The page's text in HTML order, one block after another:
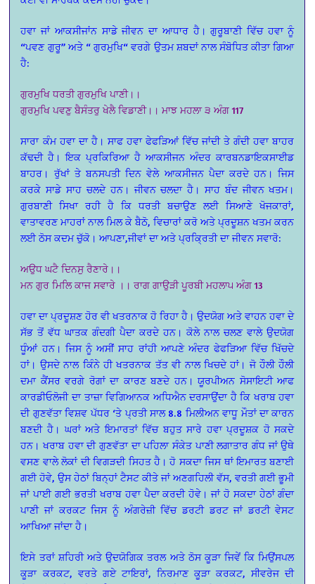
ਹਵਾ ਜਾਂ ਆਕਸੀਜਾਂਨ ਸਾਡੇ ਜੀਵਨ ਦਾ ਆਧਾਰ ਹੈ। ਗੁਰੂਬਾਣੀ ਵਿੱਚ ਹਵਾ ਨੂੰ
“ਪਵਣ ਗੁਰੂ” ਅਤੇ “ ਗੁਰਮੁਖਿ“ ਵਰਗੇ ਉਤਮ ਸ਼ਬਦਾਂ ਨਾਲ ਸੰਬੋਧਿਤ ਕੀਤਾ ਗਿਆ
ਹੈ:
ਗੁਰਮੁਖਿ ਧਰਤੀ ਗੁਰਮੁਖਿ ਪਾਣੀ।।
ਗੁਰਮੁਖਿ ਪਵਣੁ ਬੈਸੰਤਰੁ ਖੇਲੈ ਵਿਡਾਣੀ।। ਮਾਝ ਮਹਲਾ ੩ ਅੰਗ 117
ਸਾਰਾ ਕੰਮ ਹਵਾ ਦਾ ਹੈ। ਸਾਫ ਹਵਾ ਫੇਫੜਿਆਂ ਵਿੱਚ ਜਾਂਦੀ ਤੇ ਗੰਦੀ ਹਵਾ ਬਾਹਰ
ਕੱਢਦੀ ਹੈ। ਇਕ ਪ੍ਰਕਿਰਿਆ ਹੈ ਆਕਸੀਜਨ ਅੰਦਰ ਕਾਰਬਨਡਾਇਕਸਾਈਡ
ਬਾਹਰ। ਰੁੱਖਾਂ ਤੇ ਬਨਸਪਤੀ ਦਿਨ ਵੇਲੇ ਆਕਸੀਜਨ ਪੈਦਾ ਕਰਦੇ ਹਨ। ਜਿਸ
ਕਰਕੇ ਸਾਡੇ ਸਾਹ ਚਲਦੇ ਹਨ। ਜੀਵਨ ਚਲਦਾ ਹੈ। ਸਾਹ ਬੰਦ ਜੀਵਨ ਖਤਮ।
ਗੁਰਬਾਣੀ ਸਿਖਾ ਰਹੀ ਹੈ ਕਿ ਧਰਤੀ ਬਚਾਉਣ ਲਈ ਸਿਆਣੇ ਖੋਜਕਾਰਾਂ,
ਵਾਤਾਵਰਣ ਮਾਹਰਾਂ ਨਾਲ ਮਿਲ ਕੇ ਬੈਠੋ, ਵਿਚਾਰਾਂ ਕਰੋ ਅਤੇ ਪ੍ਰਦੂਸ਼ਨ ਖਤਮ ਕਰਨ
ਲਈ ਠੋਸ ਕਦਮ ਚੁੱਕੋ। ਆਪਣਾ,ਜੀਵਾਂ ਦਾ ਅਤੇ ਪ੍ਰਕ੍ਰਿਤੀ ਦਾ ਜੀਵਨ ਸਵਾਰੋ:
ਅਉਧ ਘਟੈ ਦਿਨਸੁ ਰੈਣਾਰੇ।।
ਮਨ ਗੁਰ ਮਿਲਿ ਕਾਜ ਸਵਾਰੇ ।। ਰਾਗ ਗਾਉੜੀ ਪੂਰਬੀ ਮਹਲਾ੫ ਅੰਗ 13
ਹਵਾ ਦਾ ਪ੍ਰਦੂਸ਼ਣ ਹੋਰ ਵੀ ਖਤਰਨਾਕ ਹੋ ਰਿਹਾ ਹੈ। ਉਦਯੋਗ ਅਤੇ ਵਾਹਨ ਹਵਾ ਦੇ
ਸੱਭ ਤੋਂ ਵੱਧ ਘਾਤਕ ਗੰਦਗੀ ਪੈਦਾ ਕਰਦੇ ਹਨ। ਕੋਲੇ ਨਾਲ ਚਲਣ ਵਾਲੇ ਉਦਯੋਗ
ਧੂੰਆਂ ਹਨ। ਜਿਸ ਨੂੰ ਅਸੀਂ ਸਾਹ ਰਾਂਹੀ ਆਪਣੇ ਅੰਦਰ ਫੇਫੜਿਆ ਵਿੱਚ ਖਿੱਚਦੇ
ਹਾਂ। ਉਸਦੇ ਨਾਲ ਕਿੰਨੇ ਹੀ ਖਤਰਨਾਕ ਤੱਤ ਵੀ ਨਾਲ ਖਿਚਦੇ ਹਾਂ। ਜੋ ਹੌਲੀ ਹੌਲੀ
ਦਮਾ ਕੈਂਸਰ ਵਰਗੇ ਰੋਗਾਂ ਦਾ ਕਾਰਣ ਬਣਦੇ ਹਨ। ਯੂਰਪੀਅਨ ਸੋਸਾਇਟੀ ਆਫ
ਕਾਰਡੀਓਲੋਜੀ ਦਾ ਤਾਜ਼ਾ ਵਿਗਿਆਨਕ ਅਧਿਐਨ ਦਰਸਾਉਂਦਾ ਹੈ ਕਿ ਖਰਾਬ ਹਵਾ
ਦੀ ਗੁਣਵੱਤਾ ਵਿਸ਼ਵ ਪੱਧਰ ‘ਤੇ ਪ੍ਰਤੀ ਸਾਲ 8.8 ਮਿਲੀਅਨ ਵਾਧੂ ਮੌਤਾਂ ਦਾ ਕਾਰਨ
ਬਣਦੀ ਹੈ। ਘਰਾਂ ਅਤੇ ਇਮਾਰਤਾਂ ਵਿੱਚ ਬਹੁਤ ਸਾਰੇ ਹਵਾ ਪ੍ਰਦੂਸ਼ਕ ਹੋ ਸਕਦੇ
ਹਨ। ਖਰਾਬ ਹਵਾ ਦੀ ਗੁਣਵੱਤਾ ਦਾ ਪਹਿਲਾ ਸੰਕੇਤ ਪਾਣੀ ਲਗਾਤਾਰ ਗੰਧ ਜਾਂ ਉਥੇ
ਵਸਣ ਵਾਲੇ ਲੋਕਾਂ ਦੀ ਵਿਗੜਦੀ ਸਿਹਤ ਹੈ। ਹੋ ਸਕਦਾ ਜਿਸ ਥਾਂ ਇਮਾਰਤ ਬਣਾਈ
ਗਈ ਹੋਵੇ, ਉਸ ਹੇਠਾਂ ਬਿਨ੍ਹਾਂ ਟੈਸਟ ਕੀਤੇ ਜਾਂ ਅਣਗਹਿਲੀ ਵੱਸ, ਵਰਤੀ ਗਈ ਭੂਮੀ
ਜਾਂ ਪਾਈ ਗਈ ਭਰਤੀ ਖਰਾਬ ਹਵਾ ਪੈਦਾ ਕਰਦੀ ਹੋਵੇ। ਜਾਂ ਹੋ ਸਕਦਾ ਹੇਠਾਂ ਗੰਦਾ
ਪਾਣੀ ਜਾਂ ਕਰਕਟ ਜਿਸ ਨੂੰ ਅੰਗਰੇਜ਼ੀ ਵਿੱਚ ਡਰਟੀ ਡਰਟ ਜਾਂ ਡਰਟੀ ਵੇਸਟ
ਆਖਿਆ ਜਾਂਦਾ ਹੈ।
ਇਸੇ ਤਰਾਂ ਸ਼ਹਿਰੀ ਅਤੇ ਉਦਯੋਗਿਕ ਤਰਲ ਅਤੇ ਠੋਸ ਕੂੜਾ ਜਿਵੇਂ ਕਿ ਮਿਉਂਸਪਲ
ਕੂੜਾ ਕਰਕਟ, ਵਰਤੇ ਗਏ ਟਾਇਰਾਂ, ਨਿਰਮਾਣ ਕੂੜਾ ਕਰਕਟ, ਸੀਵਰੇਜ ਦੀ